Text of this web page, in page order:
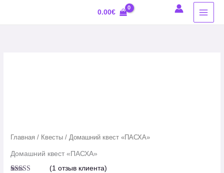
0.00€
Главная / Квесты / Домашний квест «ПАСХА»
Домашний квест «ПАСХА»
(1 отзыв клиента)
8.50€